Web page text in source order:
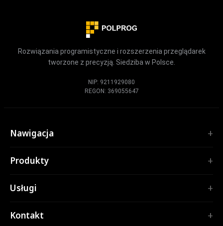
Rozwiązania programistyczne i rozszerzenia przeglądarek
tworzone z precyzją. Siedziba w Polsce.
NIP: 9211929080
REGON: 369055647
Nawigacja
Usługi
Produkty
TubePilot
Wszystkie rozszerzenia →
Usługi
Aplikacje internetowe
Kontakt